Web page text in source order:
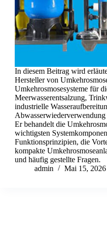
In diesem Beitrag wird
Hersteller von
Umkehrosmosesysteme für
Meerwasserentsalzung,
industrielle
Er behandelt die
wichtigsten
Funktionsprinzipien, die
kompakte
und häufig gestellte Fragen.
admin
Mai 15, 2026